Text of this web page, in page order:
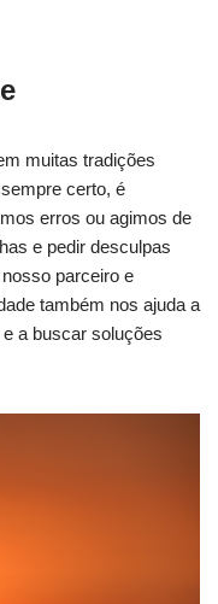
muitas tradições
certo, é
erros ou agimos de
e pedir desculpas
parceiro e
também nos ajuda a
a buscar soluções